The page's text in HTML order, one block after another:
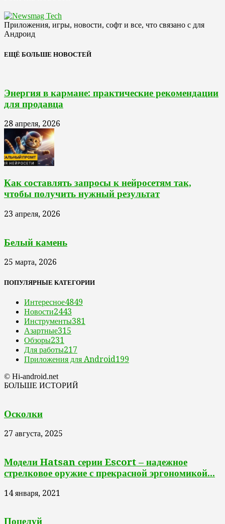
Приложения, игры, новости, софт и все, что связано с для
Андроид
ЕЩЁ БОЛЬШЕ НОВОСТЕЙ
Энергия в кармане: практические рекомендации
для продавца
28 апреля, 2026
Как составлять запросы к нейросетям так,
чтобы получить нужный результат
23 апреля, 2026
Белый камень
25 марта, 2026
ПОПУЛЯРНЫЕ КАТЕГОРИИ
Интересное4849
Новости2443
Инструменты381
Азартные315
Обзоры231
Для работы217
Приложения для Android199
© Hi-android.net
БОЛЬШЕ ИСТОРИЙ
Осколки
27 августа, 2025
Модели Hatsan серии Escort – надежное
стрелковое оружие с прекрасной эргономикой...
14 января, 2021
Поцелуй